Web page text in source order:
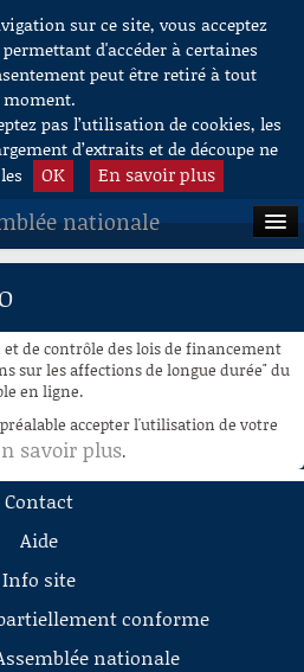
sur ce site, vous acceptez
d'accéder à certaines
peut être retiré à tout
moment.
pas l’utilisation de cookies, les
d’extraits et de découpe ne
OK En savoir plus
nationale
et de contrôle des lois de financement
sur les affections de longue durée" du
en ligne.
accepter l'utilisation de votre
savoir plus.
Contact
Aide
Info site
conforme
nationale